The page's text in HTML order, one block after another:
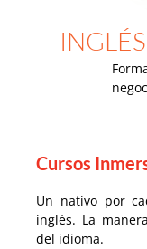
Cursos
Un nativo por
inglés. La
del idioma.